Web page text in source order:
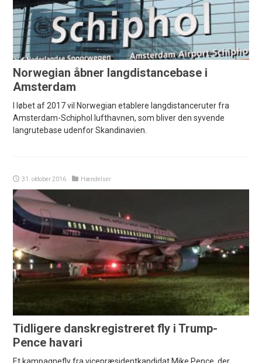
Norwegian åbner langdistancebase i
Amsterdam
I løbet af 2017 vil Norwegian etablere langdistanceruter fra
Amsterdam-Schiphol lufthavnen, som bliver den syvende
langrutebase udenfor Skandinavien.
31. oktober 2016 Hændelser
Tidligere danskregistreret fly i Trump-
Pence havari